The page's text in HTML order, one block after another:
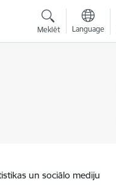
Meklēt Language
un sociālo mediju